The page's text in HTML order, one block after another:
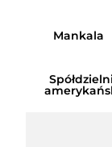
Mankala